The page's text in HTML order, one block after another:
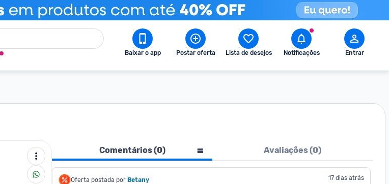
Baixar o app Postar oferta Lista de desejos Notificações Entrar
Comentários (0) Avaliações (0)
Oferta postada por Betany 17 dias atrás